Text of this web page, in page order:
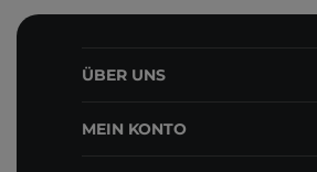
ÜBER UNS
MEIN KONTO